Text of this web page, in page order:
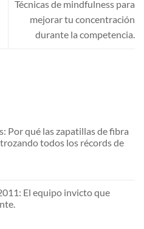
Técnicas de mindfulness para
mejorar tu concentración
durante la competencia.
Por qué las zapatillas de fibra
todos los récords de
El equipo invicto que